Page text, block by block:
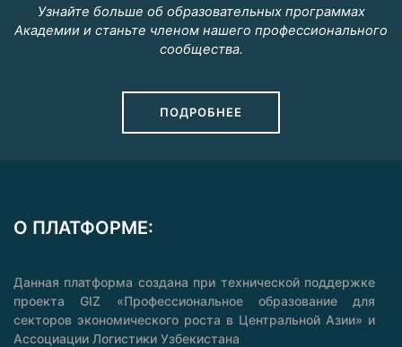
Узнайте больше об образовательных программах
Академии и станьте членом нашего профессионального
сообщества.
ПОДРОБНЕЕ
О ПЛАТФОРМЕ:
Данная платформа создана при технической поддержке
проекта GIZ «Профессиональное образование для
секторов экономического роста в Центральной Азии» и
Ассоциации Логистики Узбекистана